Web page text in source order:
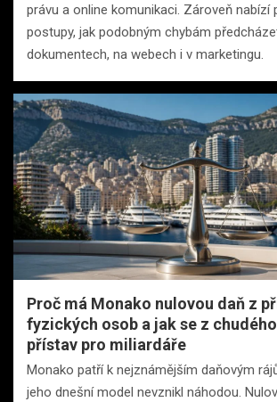
právu a online komunikaci. Zároveň nabízí
postupy, jak podobným chybám
dokumentech, na webech i v marketingu.
Proč má Monako nulovou daň z
fyzických osob a jak se z
přístav pro miliardáře
Monako patří k nejznámějším daňovým
jeho dnešní model nevznikl náhodou.